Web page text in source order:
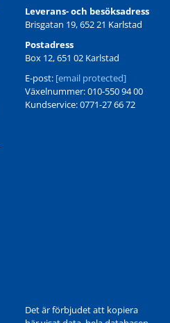
Leverans- och besöksadress
Brisgatan 19, 652 21 Karlstad
Postadress
Box 12, 651 02 Karlstad
E-post: [email protected]
Växelnummer: 010-550 94 00
Kundservice: 0771-27 66 72
Det är förbjudet att kopiera